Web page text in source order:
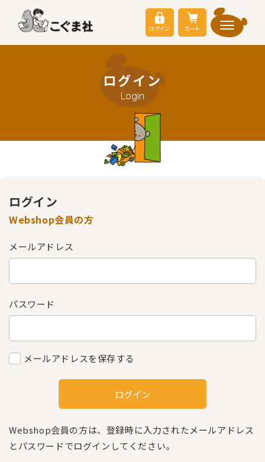
ログイン カート
ログイン
Login
ログイン
Webshop会員の方
メールアドレス
パスワード
メールアドレスを保存する
ログイン
Webshop会員の方は、登録時に入力されたメールアドレス
とパスワードでログインしてください。